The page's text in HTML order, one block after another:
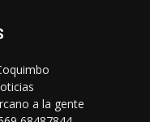
a la gente